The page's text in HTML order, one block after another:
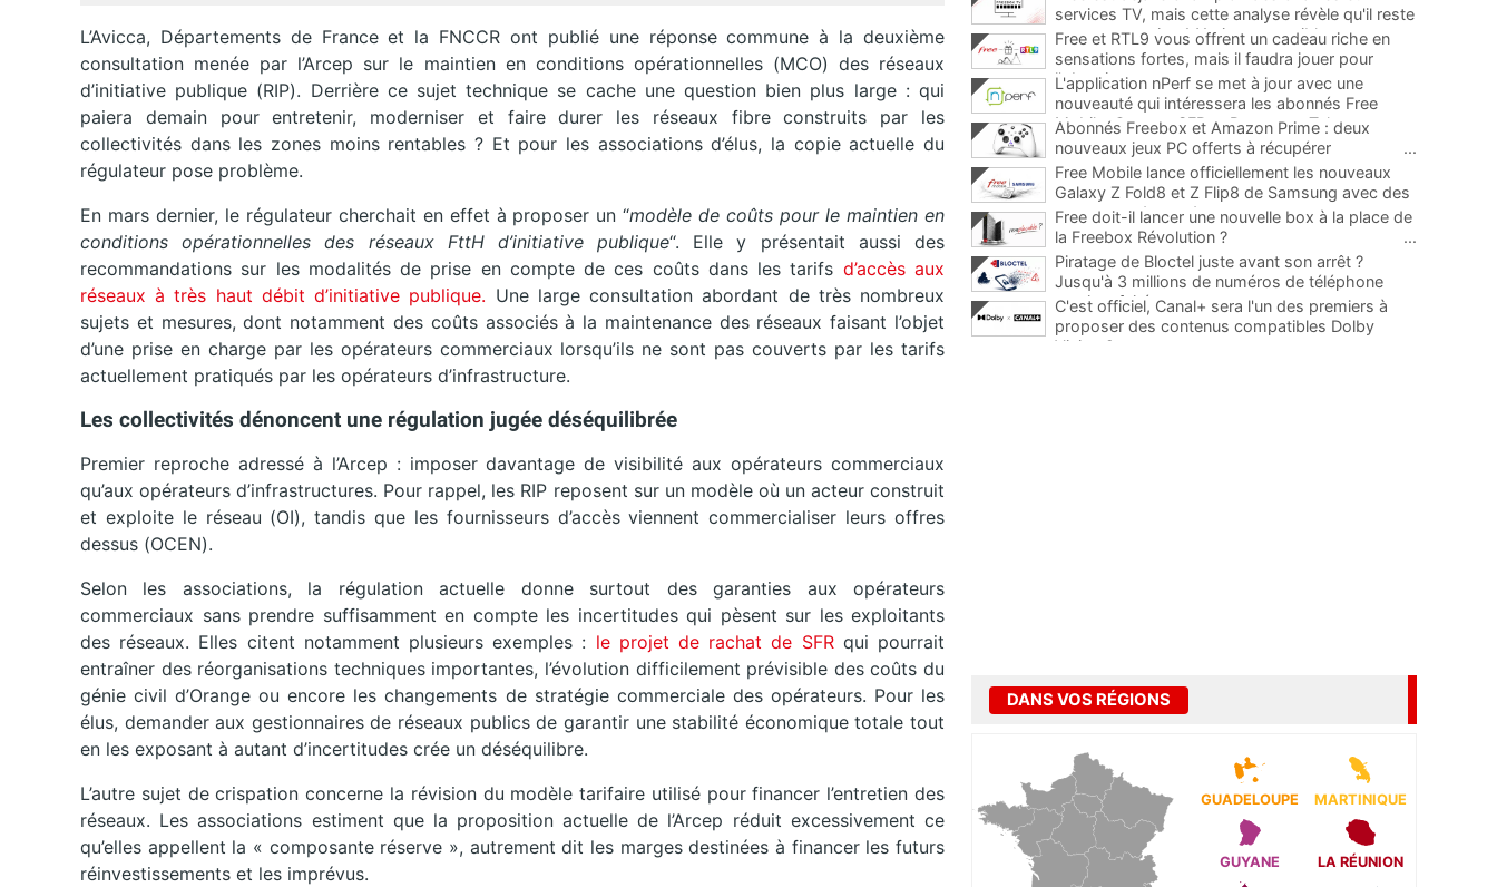
L’Avicca, Départements de France et la FNCCR ont publié une réponse commune à la deuxième
consultation menée par l’Arcep sur le maintien en conditions opérationnelles (MCO) des réseaux
d’initiative publique (RIP). Derrière ce sujet technique se cache une question bien plus large : qui
paiera demain pour entretenir, moderniser et faire durer les réseaux fibre construits par les
collectivités dans les zones moins rentables ? Et pour les associations d’élus, la copie actuelle du
régulateur pose problème.
En mars dernier, le régulateur cherchait en effet à proposer un “modèle de coûts pour le maintien en
conditions opérationnelles des réseaux FttHd’initiative publique“. Elle y présentait aussi des
recommandations sur les modalités de prise en compte de ces coûts dans les tarifs d’accès aux
réseaux à très haut débit d’initiative publique. Une large consultation abordant de très nombreux
sujets et mesures, dont notamment des coûts associés à la maintenance des réseaux faisant l’objet
d’une prise en charge par les opérateurs commerciaux lorsqu’ils ne sont pas couverts par les tarifs
actuellement pratiqués par les opérateurs d’infrastructure.
Les collectivités dénoncent une régulation jugée déséquilibrée
Premier reproche adressé à l’Arcep : imposer davantage de visibilité aux opérateurs commerciaux
qu’aux opérateurs d’infrastructures. Pour rappel, les RIP reposent sur un modèle où un acteur construit
et exploite le réseau (OI), tandis que les fournisseurs d’accès viennent commercialiser leurs offres
dessus (OCEN).
Selon les associations, la régulation actuelle donne surtout des garanties aux opérateurs
commerciaux sans prendre suffisamment en compte les incertitudes qui pèsent sur les exploitants
des réseaux. Elles citent notamment plusieurs exemples : le projet de rachat de SFRqui pourrait
entraîner des réorganisations techniques importantes, l’évolution difficilement prévisible des coûts du
génie civil d’Orange ou encore les changements de stratégie commerciale des opérateurs. Pour les
élus, demander aux gestionnaires de réseaux publics de garantir une stabilité économique totale tout
en les exposant à autant d’incertitudes crée un déséquilibre.
L’autre sujet de crispation concerne la révision du modèle tarifaire utilisé pour financer l’entretien des
réseaux. Les associations estiment que la proposition actuelle de l’Arcep réduit excessivement ce
qu’elles appellent la « composante réserve », autrement dit les marges destinées à financer les futurs
réinvestissements et les imprévus.
services TV, mais cette analyse révèle qu'il reste
encore au moins 141 ajouts possibles
Free et RTL9 vous offrent un cadeau riche en
sensations fortes, mais il faudra jouer pour
l'obtenir
L'application nPerf se met à jour avec une
nouveauté qui intéressera les abonnés Free
Mobile, Orange, SFR et Bouygues Telecom
Abonnés Freebox et Amazon Prime : deux
nouveaux jeux PC offerts à récupérer
...
Free Mobile lance officiellement les nouveaux
Galaxy Z Fold8 et Z Flip8 de Samsung avec des
promos et des cadeaux
...
Free doit-il lancer une nouvelle box à la place de
la Freebox Révolution ?
...
Piratage de Bloctel juste avant son arrêt ?
Jusqu'à 3 millions de numéros de téléphone
auraient fuité
C'est officiel, Canal+ sera l'un des premiers à
proposer des contenus compatibles Dolby
Vision 2
DANS VOS RÉGIONS
GUADELOUPE MARTINIQUE
GUYANE LA RÉUNION